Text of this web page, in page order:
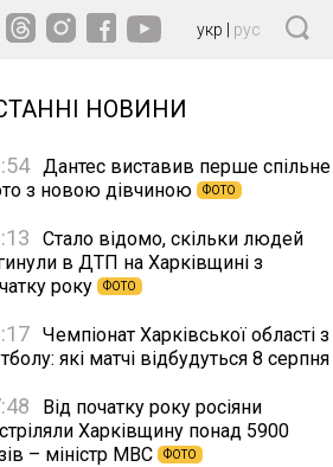
укр рус
НОВИНИ
Дантес виставив перше спільне
з новою дівчиною
ФОТО
Стало відомо, скільки людей
в ДТП на Харківщині з
року
ФОТО
Чемпіонат Харківської області з
які матчі відбудуться 8 серпня
Від початку року росіяни
Харківщину понад 5900
– міністр МВС
ФОТО